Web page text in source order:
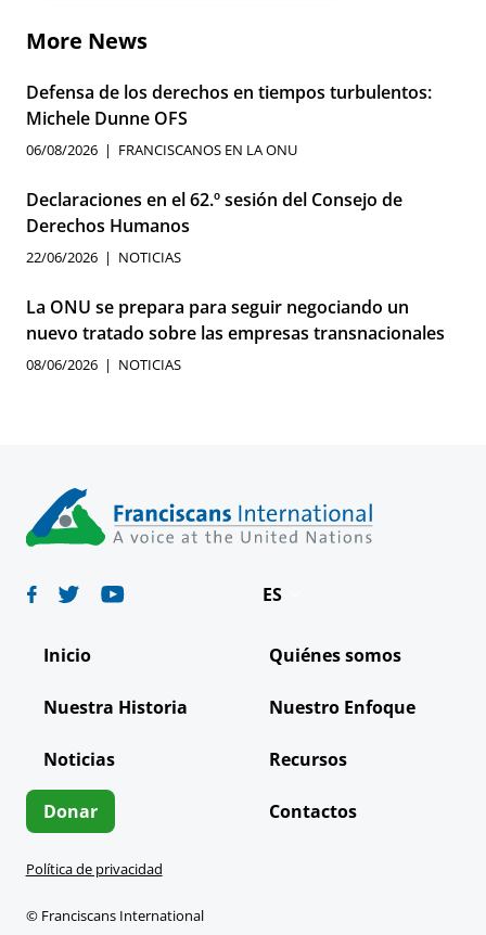
More News
Defensa de los derechos en tiempos turbulentos:
Michele Dunne OFS
06/08/2026 FRANCISCANOS EN LA ONU
Declaraciones en el 62.º sesión del Consejo de
Derechos Humanos
22/06/2026 NOTICIAS
La ONU se prepara para seguir negociando un
nuevo tratado sobre las empresas transnacionales
08/06/2026 NOTICIAS
ES
Deutsch
Italiano
Português
Inicio Quiénes somos
Nuestra Historia Nuestro Enfoque
Noticias Recursos
Donar Contactos
Política de privacidad
© Franciscans International